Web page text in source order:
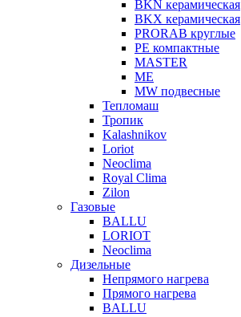
BKN керамическая
BKX керамическая
PRORAB круглые
PE компактные
MASTER
МЕ
MW подвесные
Тепломаш
Тропик
Kalashnikov
Loriot
Neoclima
Royal Clima
Zilon
Газовые
BALLU
LORIOT
Neoclima
Дизельные
Непрямого нагрева
Прямого нагрева
BALLU